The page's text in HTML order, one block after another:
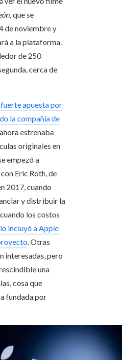
, que se
de noviembre y
a la plataforma.
de 250
cerca de
fuerte apuesta por
la compañía de
estrenaba
originales en
empezó a
Eric Roth, de
2017, cuando
y distribuir la
los costos
incluyó a Apple
. Otras
interesadas, pero
una
cosa que
fundada por